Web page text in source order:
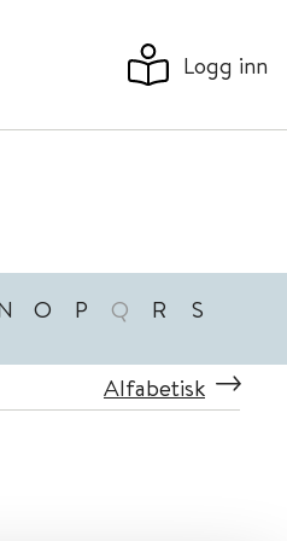
Logg inn
O P Q R S
Alfabetisk